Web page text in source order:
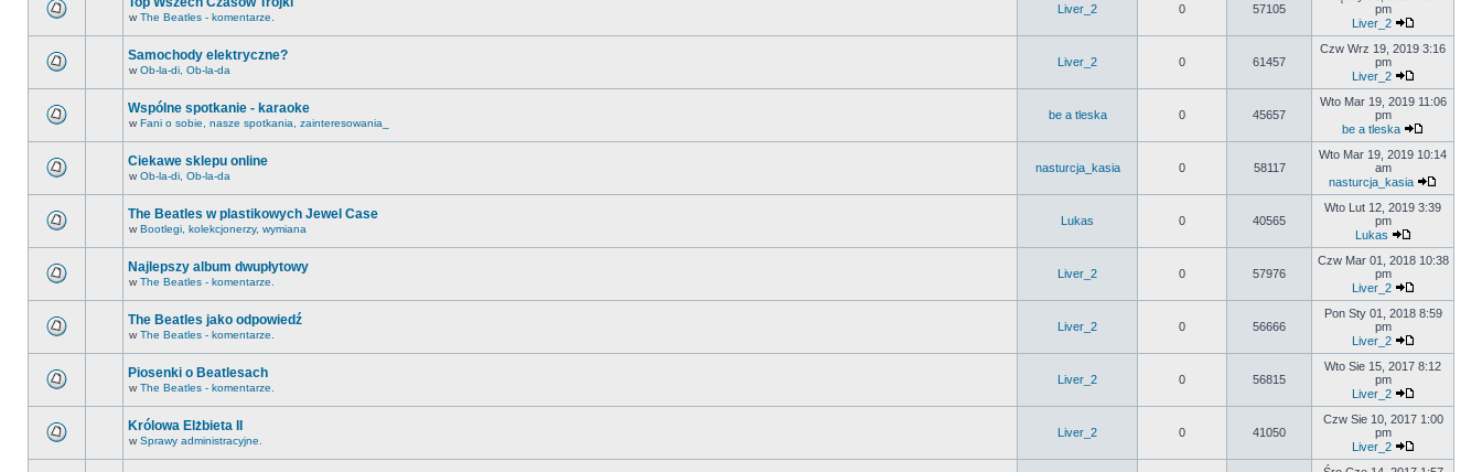
w The Beatles - komentarze.
Liver_2 0 57105
pm
Liver_2
Samochody elektryczne?
w Ob-la-di, Ob-la-da
Liver_2 0 61457
Czw Wrz 19, 2019 3:16
pm
Liver_2
Wspólne spotkanie - karaoke
w Fani o sobie, nasze spotkania, zainteresowania_
be a tleska 0 45657
Wto Mar 19, 2019 11:06
pm
be a tleska
Ciekawe sklepu online
w Ob-la-di, Ob-la-da
nasturcja_kasia 0 58117
Wto Mar 19, 2019 10:14
am
nasturcja_kasia
The Beatles w plastikowych Jewel Case
w Bootlegi, kolekcjonerzy, wymiana
Lukas 0 40565
Wto Lut 12, 2019 3:39
pm
Lukas
Najlepszy album dwupłytowy
w The Beatles - komentarze.
Liver_2 0 57976
Czw Mar 01, 2018 10:38
pm
Liver_2
The Beatles jako odpowiedź
w The Beatles - komentarze.
Liver_2 0 56666
Pon Sty 01, 2018 8:59
pm
Liver_2
Piosenki o Beatlesach
w The Beatles - komentarze.
Liver_2 0 56815
Wto Sie 15, 2017 8:12
pm
Liver_2
Królowa Elżbieta II
w Sprawy administracyjne.
Liver_2 0 41050
Czw Sie 10, 2017 1:00
pm
Liver_2